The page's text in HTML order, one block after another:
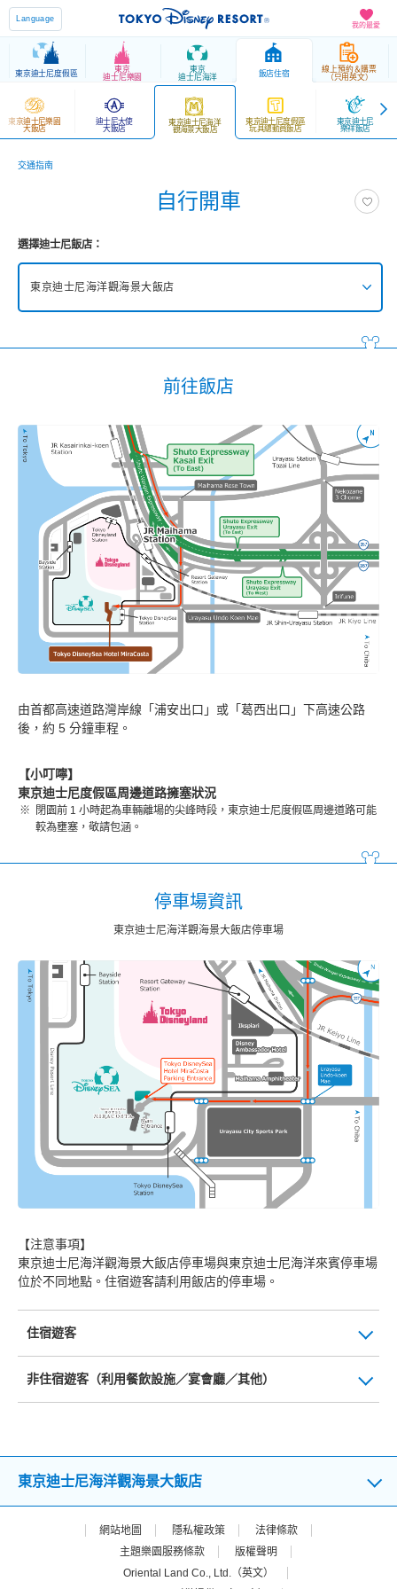
我的最愛
Language
東京迪士尼度假區
東京
迪士尼樂園
東京
迪士尼海洋
飯店住宿
線上預約＆購票
（只用英文）
東京迪士尼樂園
大飯店
迪士尼大使
大飯店
東京迪士尼海洋
觀海景大飯店
東京迪士尼度假區
玩具總動員飯店
東京迪士尼
樂祥飯店
交通指南
自行開車
選擇迪士尼飯店：
東京迪士尼海洋觀海景大飯店
迪士尼大使大飯店
東京迪士尼海洋觀海景大飯店
東京迪士尼度假區玩具總動員飯店
東京迪士尼樂祥飯店
前往飯店
由首都高速道路灣岸線「浦安出口」或「葛西出口」下高速公路
後，約 5 分鐘車程。
【小叮嚀】
東京迪士尼度假區周邊道路擁塞狀況
閉園前 1 小時起為車輛離場的尖峰時段，東京迪士尼度假區周邊道路可能
較為壅塞，敬請包涵。
停車場資訊
東京迪士尼海洋觀海景大飯店停車場
【注意事項】
東京迪士尼海洋觀海景大飯店停車場與東京迪士尼海洋來賓停車場
位於不同地點。住宿遊客請利用飯店的停車場。
住宿遊客
非住宿遊客（利用餐飲設施／宴會廳／其他）
東京迪士尼海洋觀海景大飯店
網站地圖 隱私權政策
法律條款
主題樂園服務條款
版權聲明
Oriental Land Co., Ltd.（英文）